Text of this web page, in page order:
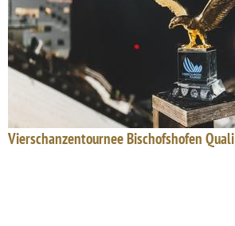
Vierschanzentournee Bischofshofen Quali